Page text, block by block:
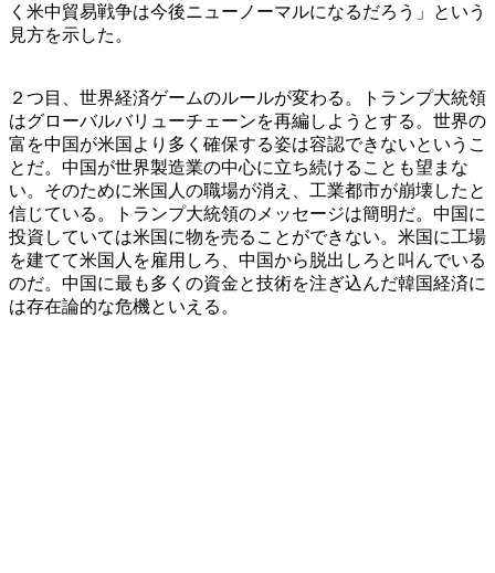
く米中貿易戦争は今後ニューノーマルになるだろう」という
見方を示した。
２つ目、世界経済ゲームのルールが変わる。トランプ大統領
はグローバルバリューチェーンを再編しようとする。世界の
富を中国が米国より多く確保する姿は容認できないというこ
とだ。中国が世界製造業の中心に立ち続けることも望まな
い。そのために米国人の職場が消え、工業都市が崩壊したと
信じている。トランプ大統領のメッセージは簡明だ。中国に
投資していては米国に物を売ることができない。米国に工場
を建てて米国人を雇用しろ、中国から脱出しろと叫んでいる
のだ。中国に最も多くの資金と技術を注ぎ込んだ韓国経済に
は存在論的な危機といえる。